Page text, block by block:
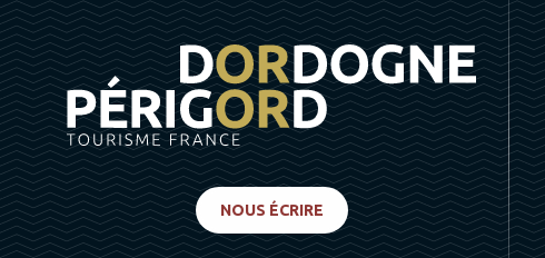
NOUS ÉCRIRE